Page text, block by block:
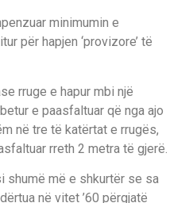
minimumin e
për hapjen ‘provizore’ të
rruge e hapur mbi një
e paasfaltuar që nga ajo
në tre të katërtat e rrugës,
rreth 2 metra të gjerë.
shumë më e shkurtër se sa
në vitet ’60 përgjatë